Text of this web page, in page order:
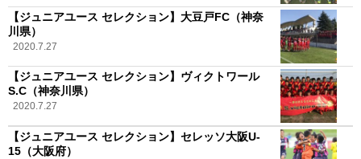
【ジュニアユース セレクション】大豆戸FC（神奈
川県）
2020.7.27
【ジュニアユース セレクション】ヴィクトワール
S.C（神奈川県）
2020.7.27
【ジュニアユース セレクション】セレッソ大阪U-
15（大阪府）